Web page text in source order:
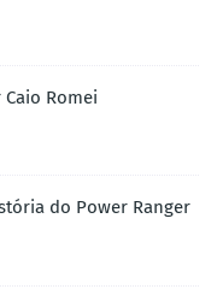
Romei
do Power Ranger